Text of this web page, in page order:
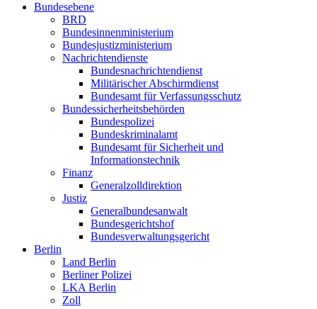
Bundesebene
BRD
Bundesinnenministerium
Bundesjustizministerium
Nachrichtendienste
Bundesnachrichtendienst
Militärischer Abschirmdienst
Bundesamt für Verfassungsschutz
Bundessicherheitsbehörden
Bundespolizei
Bundeskriminalamt
Bundesamt für Sicherheit und
Informationstechnik
Finanz
Generalzolldirektion
Justiz
Generalbundesanwalt
Bundesgerichtshof
Bundesverwaltungsgericht
Berlin
Land Berlin
Berliner Polizei
LKA Berlin
Zoll